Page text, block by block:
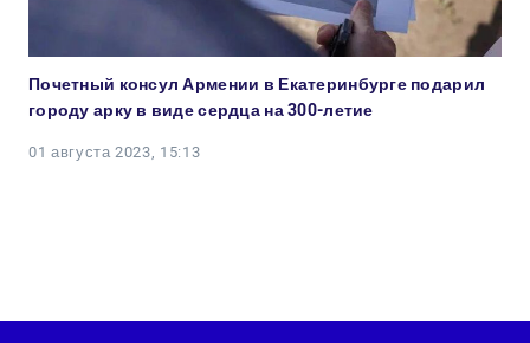
Почетный консул Армении в Екатеринбурге подарил
городу арку в виде сердца на 300-летие
01 августа 2023, 15:13